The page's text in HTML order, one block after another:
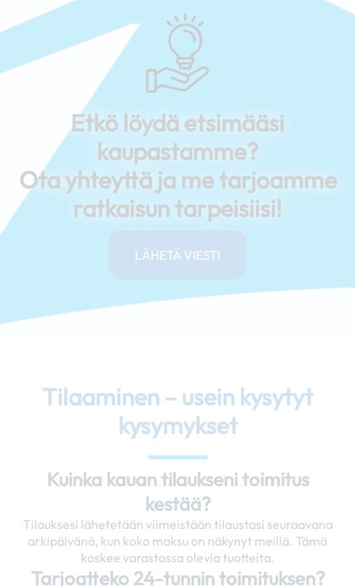
Etkö löydä etsimääsi
kaupastamme?
Ota yhteyttä ja me tarjoamme
ratkaisun tarpeisiisi!
LÄHETÄ VIESTI
Tilaaminen – usein kysytyt
kysymykset
Kuinka kauan tilaukseni toimitus
kestää?
Tilauksesi lähetetään viimeistään tilaustasi seuraavana
arkipäivänä, kun koko maksu on näkynyt meillä. Tämä
koskee varastossa olevia tuotteita.
Tarjoatteko 24-tunnin toimituksen?